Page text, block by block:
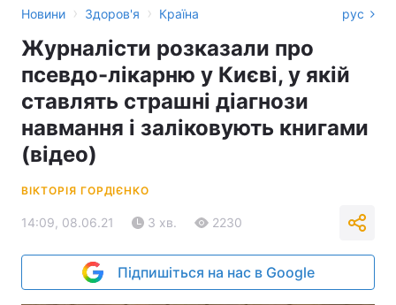
Новини › Здоров'я › Країна рус
Журналісти розказали про
псевдо-лікарню у Києві, у якій
ставлять страшні діагнози
навмання і заліковують книгами
(відео)
ВІКТОРІЯ ГОРДІЄНКО
14:09, 08.06.21 3 хв. 2230
Підпишіться на нас в Google